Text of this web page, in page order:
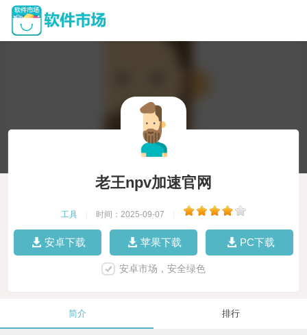
老王npv加速官网
工具 时间：2025-09-07
安卓下载 苹果下载 PC下载
安卓市场，安全绿色
简介 排行